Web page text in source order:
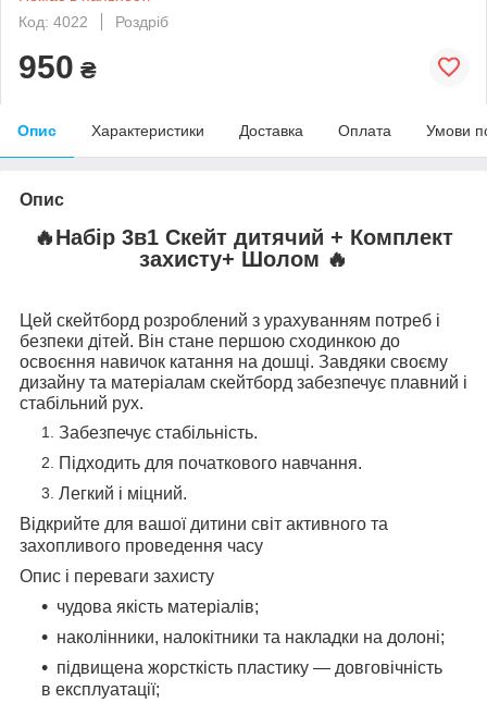
Код: 4022
Роздріб
950 ₴
Опис Характеристики Доставка Оплата Умови
Опис
🔥Набір 3в1 Скейт дитячий + Комплект
захисту+ Шолом 🔥
Цей скейтборд розроблений з урахуванням потреб і
безпеки дітей. Він стане першою сходинкою до
освоєння навичок катання на дошці. Завдяки своєму
дизайну та матеріалам скейтборд забезпечує плавний і
стабільний рух.
Забезпечує стабільність.
Підходить для початкового навчання.
Легкий і міцний.
Відкрийте для вашої дитини світ активного та
захопливого проведення часу
Опис і переваги захисту
чудова якість матеріалів;
наколінники, налокітники та накладки на долоні;
підвищена жорсткість пластику — довговічність
в експлуатації;